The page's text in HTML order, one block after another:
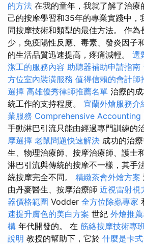
的方法 在我的童年，我就了解了治療
己的按摩學習和35年的專業實踐中，
同按摩技術和類型的最佳方法。 作為
少，免疫陽性反應、毒素、發炎因子
的生活品質迅速提高，疼痛減輕。 選
潔工的服務內容 助聽器補助申請指南
方位室內裝潢服務 值得信賴的會計師
選擇 高雄優秀律師推薦名單 治療的
統工作的支持程度。 宜蘭外燴服務介
業服務 Comprehensive Accounting
手動淋巴引流只能由經過專門訓練的
摩選擇 老鼠問題快速解決 成功的治
生、物理治療師、按摩治療師、護士
淋巴引流與傳統的按摩不一樣，其手
統按摩完全不同。 精緻茶會外燴方案
由丹麥醫生、按摩治療師 近視雷射視
器價格範圍 Vodder 全方位除蟲專家
速提升膚色的美白方案 世紀 外燴推
構 年代開發的。 在 筋絡按摩技術專
說明 教授的幫助下，它於 什麼是卡